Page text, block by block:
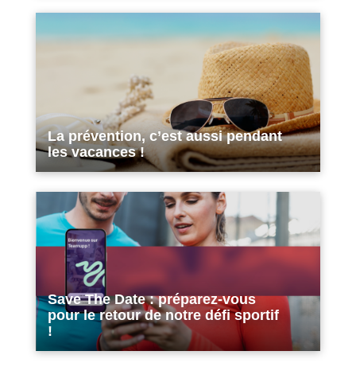
La prévention, c’est aussi pendant
les vacances !
Save The Date : préparez-vous
pour le retour de notre défi sportif
!